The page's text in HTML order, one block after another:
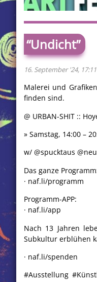
“Undicht”
16. September '24,
Malerei und
finden sind.
@ URBAN-SHIT ::
» Samstag, 14:00 –
w/ @spucktaus
Das ganze
· naf.li/programm
Programm-APP:
· naf.li/app
Nach 13 Jahren
Subkultur erblühen
· naf.li/spenden
#Ausstellung